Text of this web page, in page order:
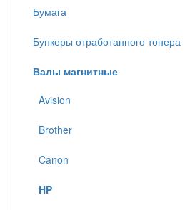
Бумага
Бункеры отработанного тонера
Валы магнитные
Avision
Brother
Canon
HP